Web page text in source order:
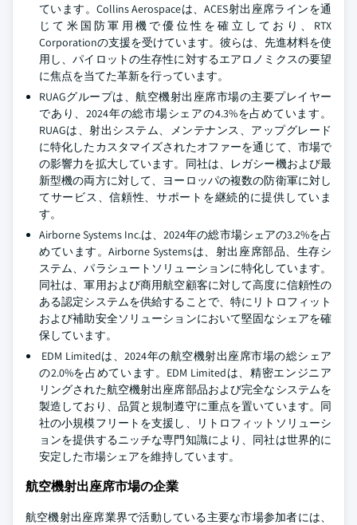
ています。Collins Aerospaceは、ACES射出座席ラインを通
じて米国防軍用機で優位性を確立しており、RTX
Corporationの支援を受けています。彼らは、先進材料を使
用し、パイロットの生存性に対するエアロノミクスの要望
に焦点を当てた革新を行っています。
RUAGグループは、航空機射出座席市場の主要プレイヤー
であり、2024年の総市場シェアの4.3%を占めています。
RUAGは、射出システム、メンテナンス、アップグレード
に特化したカスタマイズされたオファーを通じて、市場で
の影響力を拡大しています。同社は、レガシー機および最
新型機の両方に対して、ヨーロッパの複数の防衛軍に対し
てサービス、信頼性、サポートを継続的に提供していま
す。
Airborne Systems Inc.は、2024年の総市場シェアの3.2%を占
めています。Airborne Systemsは、射出座席部品、生存シ
ステム、パラシュートソリューションに特化しています。
同社は、軍用および商用航空顧客に対して高度に信頼性の
ある認定システムを供給することで、特にリトロフィット
および補助安全ソリューションにおいて堅固なシェアを確
保しています。
EDM Limitedは、2024年の航空機射出座席市場の総シェア
の2.0%を占めています。EDM Limitedは、精密エンジニア
リングされた航空機射出座席部品および完全なシステムを
製造しており、品質と規制遵守に重点を置いています。同
社の小規模フリートを支援し、リトロフィットソリューシ
ョンを提供するニッチな専門知識により、同社は世界的に
安定した市場シェアを維持しています。
航空機射出座席市場の企業
航空機射出座席業界で活動している主要な市場参加者には、